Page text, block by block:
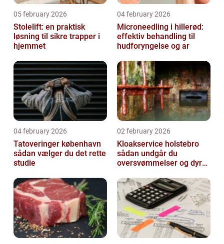
05 february 2026
Stolelift: en praktisk
løsning til sikre trapper i
hjemmet
04 february 2026
Microneedling i hillerød:
effektiv behandling til
hudforyngelse og ar
04 february 2026
Tatoveringer københavn
sådan vælger du det rette
studie
02 february 2026
Kloakservice holstebro
sådan undgår du
oversvømmelser og dyre